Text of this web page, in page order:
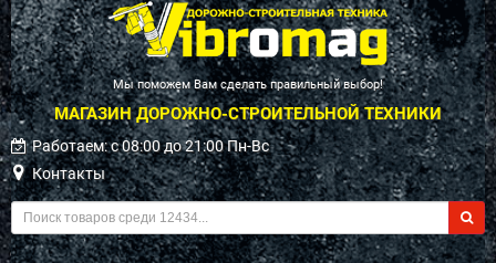
Мы поможем Вам сделать правильный выбор!
МАГАЗИН ДОРОЖНО-СТРОИТЕЛЬНОЙ ТЕХНИКИ
Работаем: c 08:00 до 21:00 Пн-Вс
Контакты